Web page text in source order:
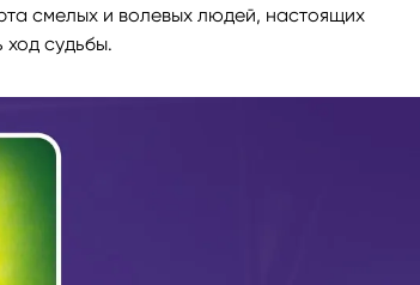
Стрелец
Козерог Расклад Таро на неделю
смелых и волевых людей, настоящих
судьбы.